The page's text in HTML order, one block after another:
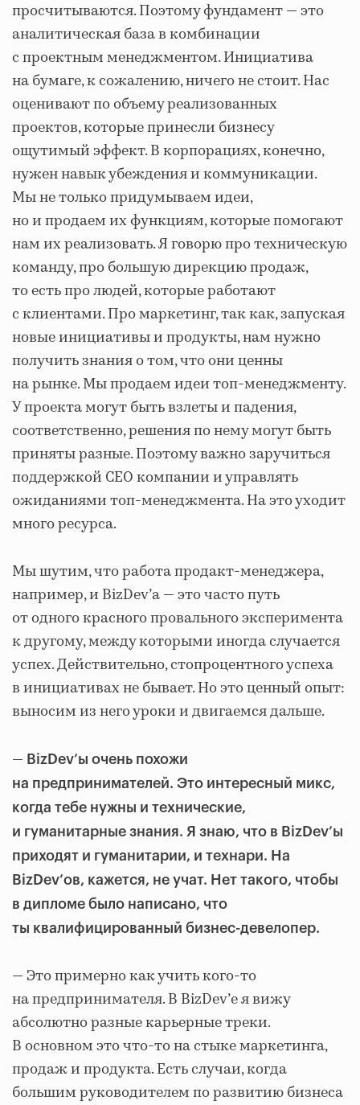
просчитываются. Поэтому фундамент — это
аналитическая база в комбинации
с проектным менеджментом. Инициатива
на бумаге, к сожалению, ничего не стоит. Нас
оценивают по объему реализованных
проектов, которые принесли бизнесу
ощутимый эффект. В корпорациях, конечно,
нужен навык убеждения и коммуникации.
Мы не только придумываем идеи,
но и продаем их функциям, которые помогают
нам их реализовать. Я говорю про техническую
команду, про большую дирекцию продаж,
то есть про людей, которые работают
с клиентами. Про маркетинг, так как, запуская
новые инициативы и продукты, нам нужно
получить знания о том, что они ценны
на рынке. Мы продаем идеи топ-менеджменту.
У проекта могут быть взлеты и падения,
соответственно, решения по нему могут быть
приняты разные. Поэтому важно заручиться
поддержкой CEO компании и управлять
ожиданиями топ-менеджмента. На это уходит
много ресурса.
Мы шутим, что работа продакт-менеджера,
например, и BizDev’а — это часто путь
от одного красного провального эксперимента
к другому, между которыми иногда случается
успех. Действительно, стопроцентного успеха
в инициативах не бывает. Но это ценный опыт:
выносим из него уроки и двигаемся дальше.
— BizDev’ы очень похожи
на предпринимателей. Это интересный микс,
когда тебе нужны и технические,
и гуманитарные знания. Я знаю, что в BizDev’ы
приходят и гуманитарии, и технари. На
BizDev’ов, кажется, не учат. Нет такого, чтобы
в дипломе было написано, что
ты квалифицированный бизнес-девелопер.
— Это примерно как учить кого-то
на предпринимателя. В BizDev’е я вижу
абсолютно разные карьерные треки.
В основном это что-то на стыке маркетинга,
продаж и продукта. Есть случаи, когда
большим руководителем по развитию бизнеса